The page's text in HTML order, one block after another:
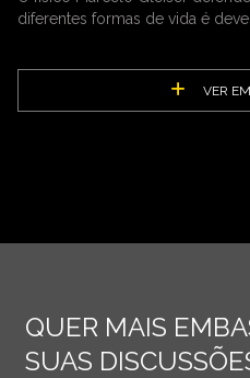
diferentes formas de vida é
VER
QUER MAIS
SUAS